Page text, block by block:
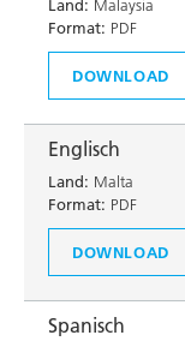
Land: Malaysia
Format: PDF
DOWNLOAD
Englisch
Land: Malta
Format: PDF
DOWNLOAD
Spanisch